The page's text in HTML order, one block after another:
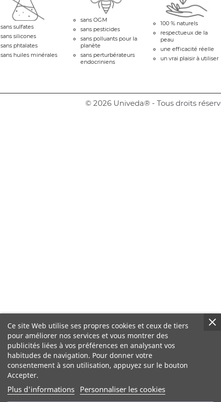
Ce site Web utilise ses propres cookies et ceux de tiers
pour améliorer nos services et vous montrer des
publicités liées à vos préférences en analysant vos
habitudes de navigation. Pour donner votre
consentement à son utilisation, appuyez sur le bouton
Accepter.
Plus d'informations Personnaliser les cookies
sans sulfates
sans silicones
sans phtalates
sans huiles minérales
sans OGM
sans pesticides
sans polluants pour la
planète
sans perturbérateurs
endocriniens
100 % naturels
respectueux de la
peau
une efficacité réelle
un vrai plaisir à utiliser
© 2026 Univeda® - Tous droits